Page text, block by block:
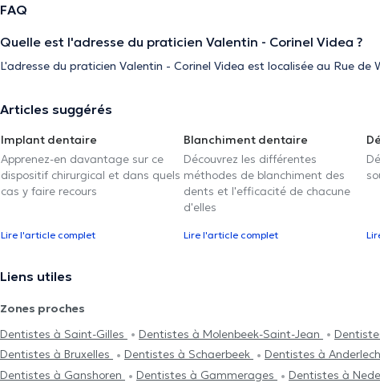
FAQ
Quelle est l'adresse du praticien Valentin - Corinel Videa ?
L'adresse du praticien Valentin - Corinel Videa est localisée au Rue de
Articles suggérés
Implant dentaire
Apprenez-en davantage sur ce
dispositif chirurgical et dans quels
cas y faire recours
Lire l'article complet
Blanchiment dentaire
Découvrez les différentes
méthodes de blanchiment des
dents et l'efficacité de chacune
d'elles
Lire l'article complet
Liens utiles
Zones proches
Dentistes à Saint-Gilles
Dentistes à Molenbeek-Saint-Jean
Dentistes à Bruxelles
Dentistes à Schaerbeek Dentistes à
Dentistes à Ganshoren
Dentistes à Gammerages
Dentistes à